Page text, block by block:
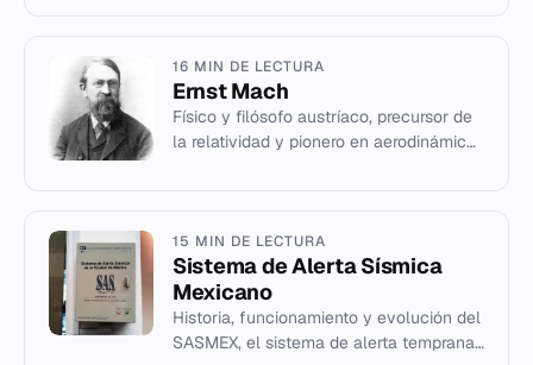
16 MIN DE LECTURA
Ernst Mach
Físico y filósofo austríaco, precursor de
la relatividad y pionero en aerodinámica
15 MIN DE LECTURA
Sistema de Alerta Sísmica
Mexicano
Historia, funcionamiento y evolución del
SASMEX, el sistema de alerta temprana